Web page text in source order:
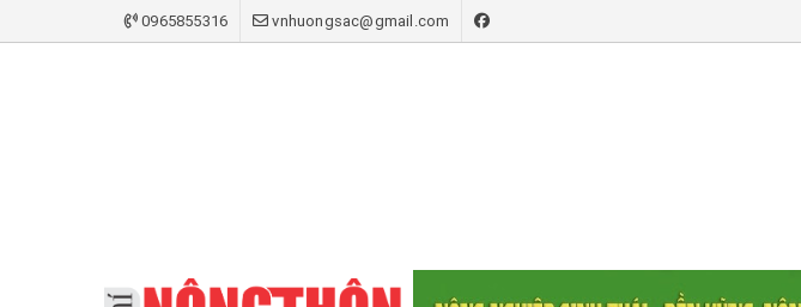
0965855316 vnhuongsac@gmail.com